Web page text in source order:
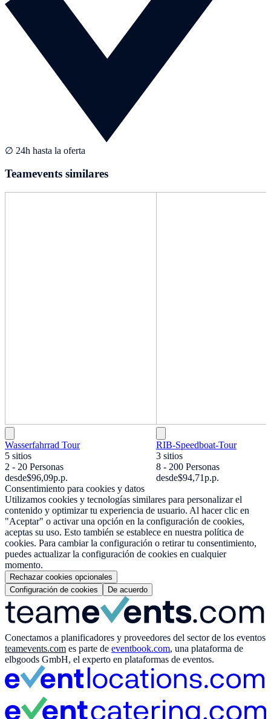
∅ 24h hasta la oferta
Teamevents similares
Wasserfahrrad Tour
5 sitios
2 - 20 Personas
desde$96,09p.p.
RIB-Speedboat-Tour
3 sitios
8 - 200 Personas
desde$94,71p.p.
Consentimiento para cookies y datos
Utilizamos cookies y tecnologías similares para personalizar el
contenido y optimizar tu experiencia de usuario. Al hacer clic en
"Aceptar" o activar una opción en la configuración de cookies,
aceptas su uso. Esto también se establece en nuestra política de
cookies. Para cambiar la configuración o retirar tu consentimiento,
puedes actualizar la configuración de cookies en cualquier
momento.
Rechazar cookies opcionales
Configuración de cookies
De acuerdo
Conectamos a planificadores y proveedores del sector de los eventos
teamevents.com es parte de eventbook.com, una plataforma de
elbgoods GmbH, el experto en plataformas de eventos.